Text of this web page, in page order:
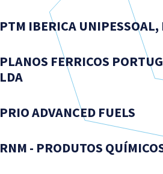
PTM IBERICA UNIPESSOAL,
PLANOS FERRICOS
LDA
PRIO ADVANCED FUELS
RNM - PRODUTOS